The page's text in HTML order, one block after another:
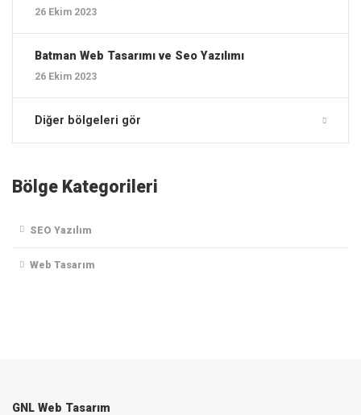
26 Ekim 2023
Batman ‎Web Tasarımı ve Seo Yazılımı
26 Ekim 2023
Diğer bölgeleri gör
Bölge Kategorileri
SEO Yazılım
Web Tasarım
GNL Web Tasarım